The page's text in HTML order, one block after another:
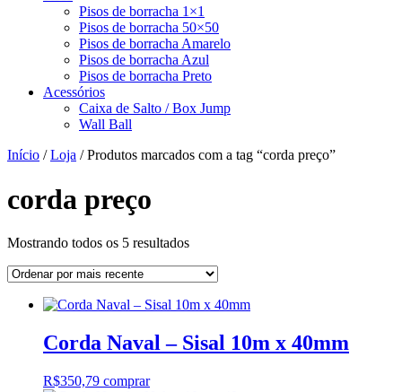
Pisos de borracha 1×1
Pisos de borracha 50×50
Pisos de borracha Amarelo
Pisos de borracha Azul
Pisos de borracha Preto
Acessórios
Caixa de Salto / Box Jump
Wall Ball
Início /Loja / Produtos marcados com a tag “corda preço”
corda preço
Mostrando todos os 5 resultadosClassificado
mais
Corda Naval – Sisal 10m x 40mm
R$350,79 comprar